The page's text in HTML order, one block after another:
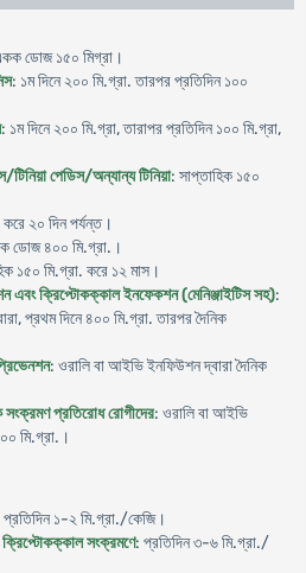
ডোজ ১৫০ মিগ্রা।
: ১ম দিনে ২০০ মি.গ্রা. তারপর প্রতিদিন ১০০
: ১ম দিনে ২০০ মি.গ্রা, তারাপর প্রতিদিন ১০০ মি.গ্রা,
টিনিয়া পেডিস/অন্যান্য টিনিয়া: সাপ্তাহিক ১৫০
২০ দিন পর্যন্ত।
ডোজ ৪০০ মি.গ্রা.।
১৫০ মি.গ্রা. করে ১২ মাস।
এবং ক্রিপ্টোকক্কাল ইনফেকশন (মেনিঞ্জাইটিস সহ):
প্রথম দিনে ৪০০ মি.গ্রা. তারপর দৈনিক
: ওরালি বা আইভি ইনফিউশন দ্বারা দৈনিক
প্রতিরোধ রোগীদের: ওরালি বা আইভি
মি.গ্রা.।
১-২ মি.গ্রা./কেজি।
ক্রিপ্টোকক্কাল সংক্রমণে: প্রতিদিন ৩-৬ মি.গ্রা./